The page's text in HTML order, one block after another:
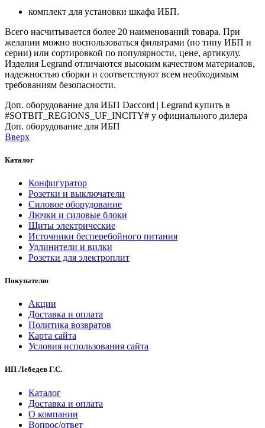
комплект для установки шкафа ИБП.
Всего насчитывается более 20 наименований товара. При
желании можно воспользоваться фильтрами (по типу ИБП и
серии) или сортировкой по популярности, цене, артикулу.
Изделия Legrand отличаются высоким качеством материалов,
надежностью сборки и соответствуют всем необходимым
требованиям безопасности.
Доп. оборудование для ИБП Daccord | Legrand купить в
#SOTBIT_REGIONS_UF_INCITY# у официального дилера
Доп. оборудование для ИБП
Вверх
Каталог
Конфигуратор
Розетки и выключатели
Силовое оборудование
Лючки и силовые блоки
Щиты электрические
Источники бесперебойного питания
Удлинители и вилки
Розетки для электроплит
Покупателю
Акции
Доставка и оплата
Политика возвратов
Карта сайта
Условия использования сайта
ИП Лебедев Г.С.
Каталог
Доставка и оплата
О компании
Вопрос/ответ